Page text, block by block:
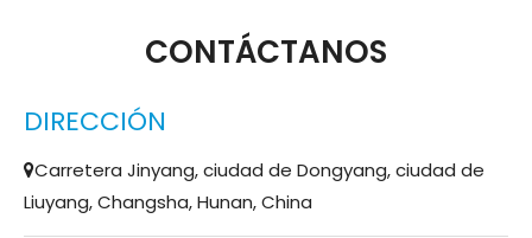
CONTÁCTANOS
DIRECCIÓN
Carretera Jinyang, ciudad de Dongyang, ciudad de
Liuyang, Changsha, Hunan, China